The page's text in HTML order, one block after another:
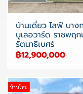
บ้านเดี่ยว ไลฟ์ บาง
บูเลอวาร์ด ราชพฤ
รัตนาธิเบศร์
฿12,900,000
บ้านใหม่